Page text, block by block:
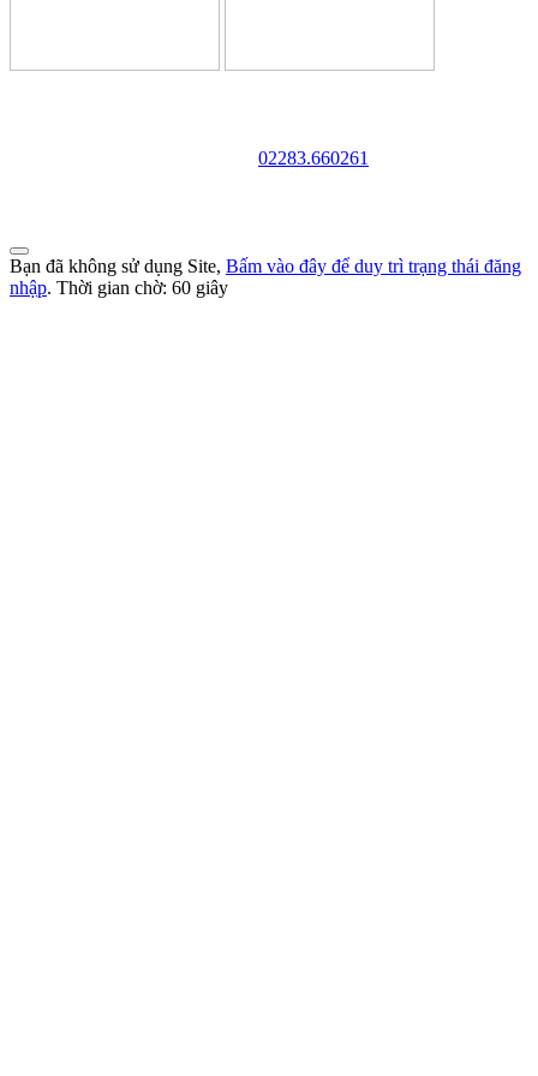
02283.660261
Bạn đã không sử dụng Site, Bấm vào đây để duy trì trạng thái đăng
nhập. Thời gian chờ: 60 giây